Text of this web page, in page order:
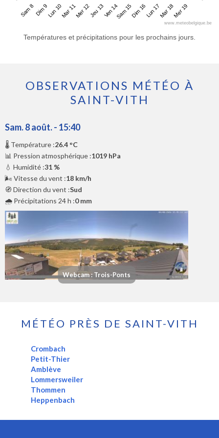
Sam 8Dim 9Lun 10Mar 11Mer 12Jeu 13Ven 14Sam 15Dim 16Lun 17Mar 18Mer 19
www.meteobelgique.be
Températures et précipitations pour les prochains jours.
OBSERVATIONS MÉTÉO À
SAINT-VITH
Sam. 8 août. - 15:40
🌡️ Température :26.4 °C
📊 Pression atmosphérique :1019 hPa
💧 Humidité :31 %
🌬️ Vitesse du vent :18 km/h
🧭 Direction du vent :Sud
🌧️ Précipitations 24 h :0 mm
Webcam : Trois-Ponts
MÉTÉO PRÈS DE SAINT-VITH
Crombach
Petit-Thier
Amblève
Lommersweiler
Thommen
Heppenbach